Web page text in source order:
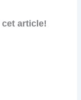
article!